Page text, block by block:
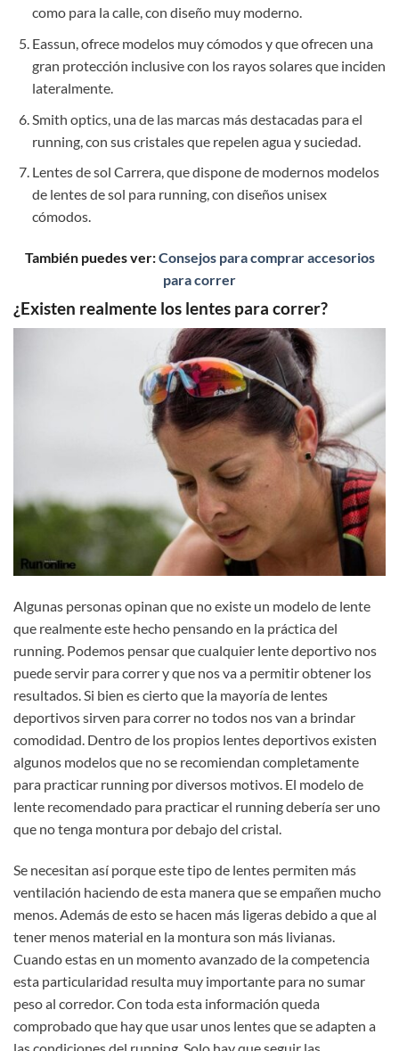
como para la calle, con diseño muy moderno.
Eassun, ofrece modelos muy cómodos y que ofrecen una
gran protección inclusive con los rayos solares que inciden
lateralmente.
Smith optics, una de las marcas más destacadas para el
running, con sus cristales que repelen agua y suciedad.
Lentes de sol Carrera, que dispone de modernos modelos
de lentes de sol para running, con diseños unisex
cómodos.
También puedes ver:Consejos para comprar accesorios
para correr
¿Existen realmente los lentes para correr?
Algunas personas opinan que no existe un modelo de lente
que realmente este hecho pensando en la práctica del
running. Podemos pensar que cualquier lente deportivo nos
puede servir para correr y que nos va a permitir obtener los
resultados. Si bien es cierto que la mayoría de lentes
deportivos sirven para correr no todos nos van a brindar
comodidad. Dentro de los propios lentes deportivos existen
algunos modelos que no se recomiendan completamente
para practicar running por diversos motivos. El modelo de
lente recomendado para practicar el running debería ser uno
que no tenga montura por debajo del cristal.
Se necesitan así porque este tipo de lentes permiten más
ventilación haciendo de esta manera que se empañen mucho
menos. Además de esto se hacen más ligeras debido a que al
tener menos material en la montura son más livianas.
Cuando estas en un momento avanzado de la competencia
esta particularidad resulta muy importante para no sumar
peso al corredor. Con toda esta información queda
comprobado que hay que usar unos lentes que se adapten a